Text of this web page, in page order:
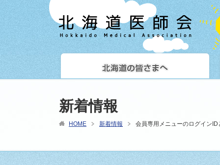
新着情報
HOME 新着情報 会員専用メニューのログイン